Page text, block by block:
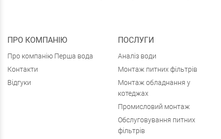
ПРО КОМПАНІЮ
Про компанію Перша вода
Контакти
Відгуки
ПОСЛУГИ
Аналіз води
Монтаж питних фільтрів
Монтаж обладнання у
котеджах
Промисловий монтаж
Обслуговування питних
фільтрів